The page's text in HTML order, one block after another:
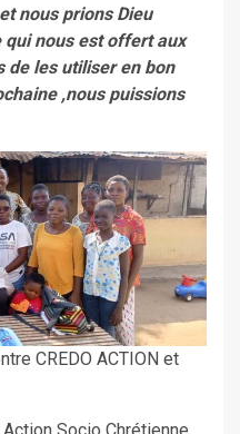
nous prions Dieu
qui nous est offert aux
de les utiliser en bon
,nous puissions
CREDO ACTION et